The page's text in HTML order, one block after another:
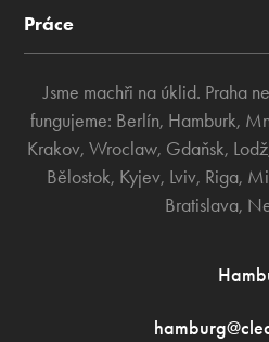
Práce
Jsme machři na úklid. Praha
fungujeme: Berlín, Hamburk,
Krakov, Wroclaw, Gdaňsk, Lodž
Bělostok, Kyjev, Lviv, Riga,
Bratislava,